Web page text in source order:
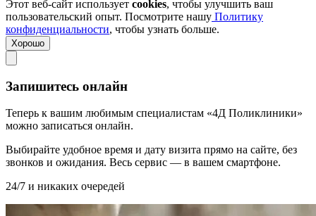
Этот веб-сайт использует cookies, чтобы улучшить ваш
пользовательский опыт. Посмотрите нашу Политику
конфиденциальности, чтобы узнать больше.
Хорошо
Запишитесь онлайн
Теперь к вашим любимым специалистам «4Д Поликлиники»
можно записаться онлайн.
Выбирайте удобное время и дату визита прямо на сайте, без
звонков и ожидания. Весь сервис — в вашем смартфоне.
24/7 и никаких очередей